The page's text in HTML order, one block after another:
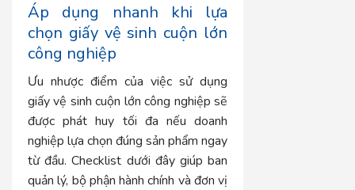
Áp dụng nhanh khi lựa
chọn giấy vệ sinh cuộn lớn
công nghiệp
Ưu nhược điểm của việc sử dụng
giấy vệ sinh cuộn lớn công nghiệp sẽ
được phát huy tối đa nếu doanh
nghiệp lựa chọn đúng sản phẩm ngay
từ đầu. Checklist dưới đây giúp ban
quản lý, bộ phận hành chính và đơn vị